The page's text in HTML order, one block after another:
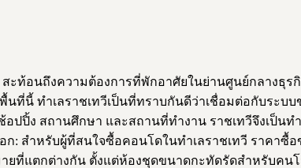
ะท้อนถึงความต้องการที่พักอาศัยในย่านศูนย์กลางธุ
ที่นี้ ทำเลราชเทวีเป็นที่ทราบกันดีว่าเชื่อมต่อกับระบ
ปิ้ง สถานศึกษา และสถานที่ทำงาน ราชเทวีจึงเป็น
: สำหรับผู้ที่สนใจซื้อคอนโดในทำเลราชเทวี ราคาซื้อ
ที่แตกต่างกัน ตั้งแต่ห้องชุดขนาดกะทัดรัดสำหรับค